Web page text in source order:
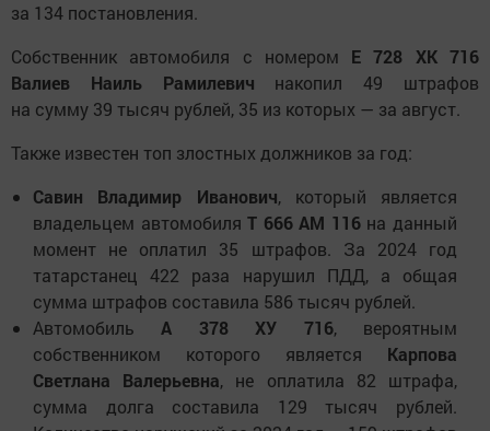
за 134 постановления.
Собственник автомобиля с номером Е 728 ХК 716
Валиев Наиль Рамилевич накопил 49 штрафов
на сумму 39 тысяч рублей, 35 из которых — за август.
Также известен топ злостных должников за год:
Савин Владимир Иванович, который является
владельцем автомобиляТ 666 АМ 116на данный
момент не оплатил 35 штрафов. За 2024 год
татарстанец 422 раза нарушил ПДД, а общая
сумма штрафов составила 586 тысяч рублей.
АвтомобильА 378 ХУ 716, вероятным
собственником которого является Карпова
Светлана Валерьевна, не оплатила 82 штрафа,
сумма долга составила 129 тысяч рублей.